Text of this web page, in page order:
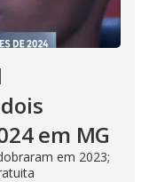
em MG
em 2023;